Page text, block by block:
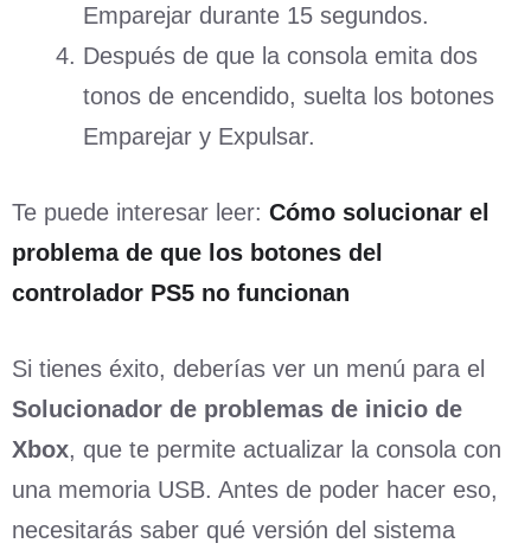
Emparejar durante 15 segundos.
Después de que la consola emita dos
tonos de encendido, suelta los botones
Emparejar y Expulsar.
Te puede interesar leer: Cómo solucionar el
problema de que los botones del
controlador PS5 no funcionan
Si tienes éxito, deberías ver un menú para el
Solucionador de problemas de inicio de
Xbox, que te permite actualizar la consola con
una memoria USB. Antes de poder hacer eso,
necesitarás saber qué versión del sistema